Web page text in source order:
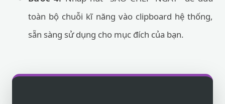
toàn bộ chuỗi kĩ năng vào clipboard hệ thống,
sẵn sàng sử dụng cho mục đích của bạn.